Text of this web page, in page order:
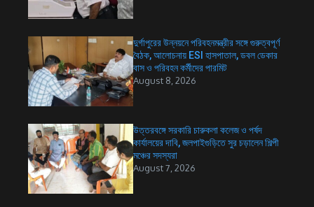
দুর্গাপুরের উন্নয়নে পরিবহনমন্ত্রীর সঙ্গে গুরুত্বপূর্ণ
বৈঠক, আলোচনায় ESI হাসপাতাল, ডবল ডেকার
বাস ও পরিবহন কর্মীদের পারমিট
August 8, 2026
উত্তরবঙ্গে সরকারি চারুকলা কলেজ ও পর্ষদ
কার্যালয়ের দাবি, জলপাইগুড়িতে সুর চড়ালেন শিল্পী
মঞ্চের সদস্যরা
August 7, 2026